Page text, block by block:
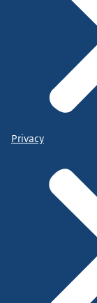
Privacy